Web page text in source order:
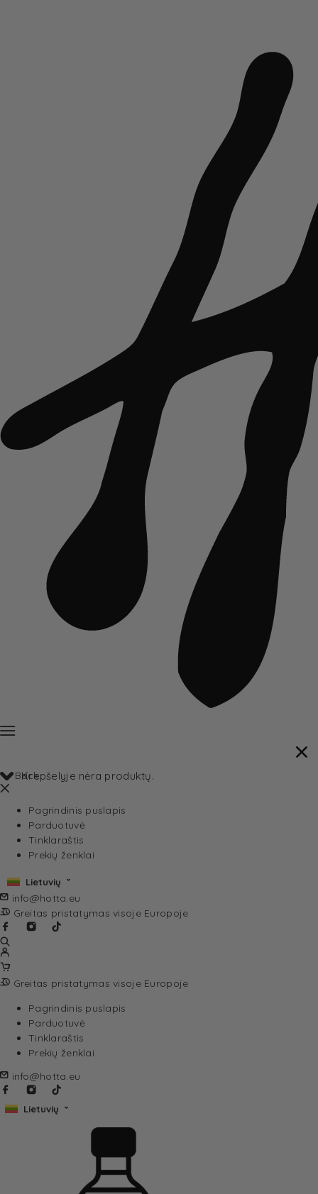
Krepšelyje nėra produktų.
Back
Pagrindinis puslapis
Parduotuvė
Tinklaraštis
Prekių ženklai
Lietuvių
info@hotta.eu
Greitas pristatymas visoje Europoje
Greitas pristatymas visoje Europoje
Pagrindinis puslapis
Parduotuvė
Tinklaraštis
Prekių ženklai
info@hotta.eu
Lietuvių